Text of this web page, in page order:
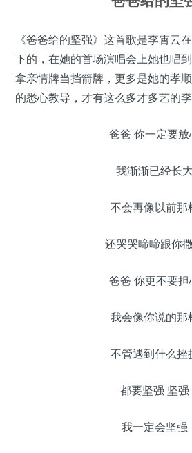
《爸爸给的坚强》这首歌是李霄云
下的，在她的首场演唱会上她也唱
拿亲情牌当挡箭牌，更多是她的孝
的悉心教导，才有这么多才多艺的李
爸爸 你一定要放
我渐渐已经长大
不会再像以前那
还哭哭啼啼跟你
爸爸 你更不要担
我会像你说的那
不管遇到什么挫
都要坚强 坚强
我一定会坚强